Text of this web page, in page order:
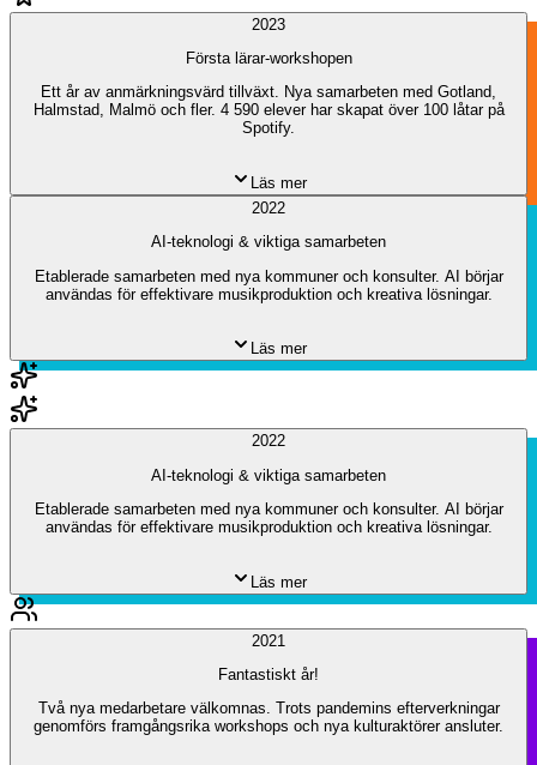
2023
Första lärar-workshopen
Ett år av anmärkningsvärd tillväxt. Nya samarbeten med Gotland,
Halmstad, Malmö och fler. 4 590 elever har skapat över 100 låtar på
Spotify.
Läs mer
2022
AI-teknologi & viktiga samarbeten
Etablerade samarbeten med nya kommuner och konsulter. AI börjar
användas för effektivare musikproduktion och kreativa lösningar.
Läs mer
2022
AI-teknologi & viktiga samarbeten
Etablerade samarbeten med nya kommuner och konsulter. AI börjar
användas för effektivare musikproduktion och kreativa lösningar.
Läs mer
2021
Fantastiskt år!
Två nya medarbetare välkomnas. Trots pandemins efterverkningar
genomförs framgångsrika workshops och nya kulturaktörer ansluter.